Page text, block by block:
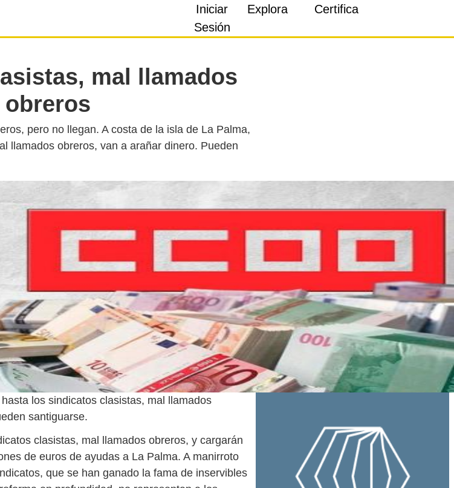
Iniciar
Sesión
Explora Certifica
mal llamados
obreros
pero no llegan. A costa de la isla de La Palma,
llamados obreros, van a arañar dinero. Pueden
los sindicatos clasistas, mal llamados
santiguarse.
clasistas, mal llamados obreros, y cargarán
de euros de ayudas a La Palma. A manirroto
que se han ganado la fama de inservibles